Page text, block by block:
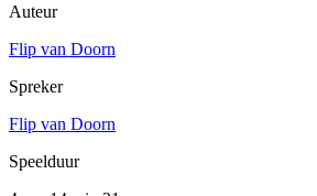
Auteur
Flip van Doorn
Spreker
Flip van Doorn
Speelduur